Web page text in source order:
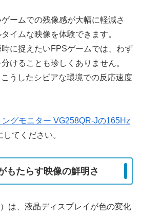
ームでの残像感が大幅に軽減さ
イムな映像を体験できます。
に捉えたいFPSゲームでは、わず
けることも珍しくありません。
うしたシビアな環境での反応速度
グモニター VG258QR-Jの165Hz
してください。
もたらす映像の鮮明さ
は、液晶ディスプレイが色の変化